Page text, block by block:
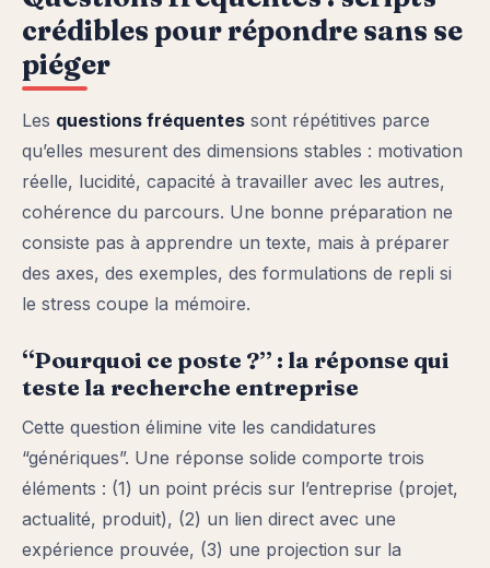
crédibles pour répondre sans se
piéger
Les questions fréquentes sont répétitives parce
qu’elles mesurent des dimensions stables : motivation
réelle, lucidité, capacité à travailler avec les autres,
cohérence du parcours. Une bonne préparation ne
consiste pas à apprendre un texte, mais à préparer
des axes, des exemples, des formulations de repli si
le stress coupe la mémoire.
“Pourquoi ce poste ?” : la réponse qui
teste la recherche entreprise
Cette question élimine vite les candidatures
“génériques”. Une réponse solide comporte trois
éléments : (1) un point précis sur l’entreprise (projet,
actualité, produit), (2) un lien direct avec une
expérience prouvée, (3) une projection sur la